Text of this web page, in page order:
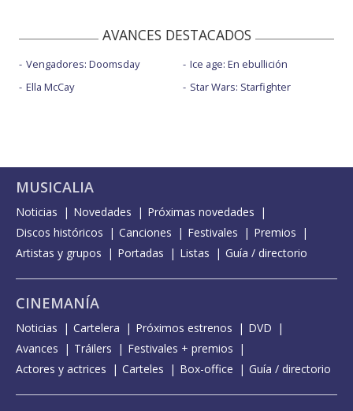
AVANCES DESTACADOS
Vengadores: Doomsday
Ella McCay
Ice age: En ebullición
Star Wars: Starfighter
MUSICALIA
Noticias Novedades
Próximas novedades
Discos históricos
Canciones Festivales
Premios
Artistas y grupos
Portadas Listas Guía / directorio
CINEMANÍA
Noticias Cartelera Próximos estrenos
DVD
Avances
Tráilers
Festivales + premios
Actores y actrices
Carteles Box-office Guía / directorio